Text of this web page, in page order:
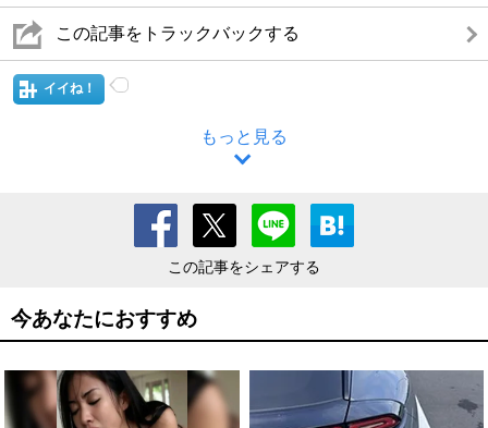
この記事をトラックバックする
イイね！
もっと見る
この記事をシェアする
今あなたにおすすめ